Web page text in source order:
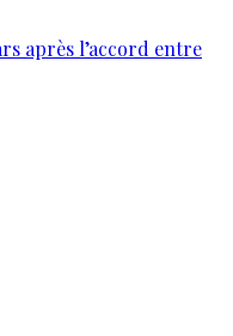
après l’accord entre